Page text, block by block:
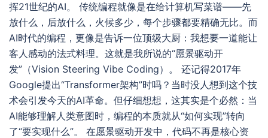
挥21世纪的AI。 传统编程就像是在给计算机写菜谱——先
放什么，后放什么，火候多少，每个步骤都要精确无比。而
AI时代的编程，更像是告诉一位顶级大厨：我想要一道能让
客人感动的法式料理。这就是我所说的“愿景驱动开
发”（Vision Steering Vibe Coding）。 还记得2017年
Google提出“Transformer架构”时吗？当时没人想到这个技
术会引发今天的AI革命。但仔细想想，这其实是个必然：当
AI能够理解人类意图时，编程的本质就从“如何实现”转向
了“要实现什么”。 在愿景驱动开发中，代码不再是核心资